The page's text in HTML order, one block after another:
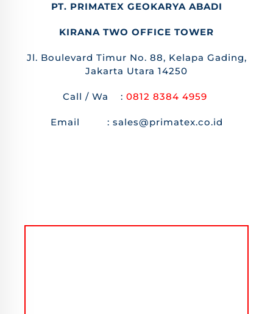
PT. PRIMATEX GEOKARYA ABADI
KIRANA TWO OFFICE TOWER
Jl. Boulevard Timur No. 88, Kelapa Gading,
Jakarta Utara 14250
Call / Wa : 0812 8384 4959
Email : sales@primatex.co.id